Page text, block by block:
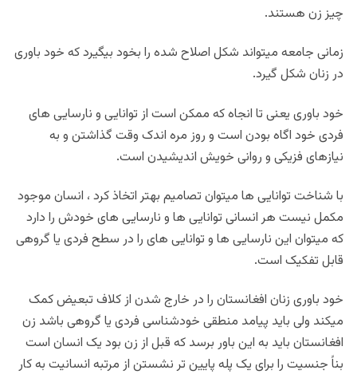
چیز زن هستند.
زمانی جامعه میتواند شکل اصلاح شده را بخود بیگیرد که خود باوری
در زنان شکل گیرد.
خود باوری یعنی تا انجاه که ممکن است از توانایی و نارسایی های
فردی خود اگاه بودن است و روز مره اندک وقت گذاشتن و به
نیازهای فزیکی و روانی خویش اندیشیدن است.
با شناخت توانایی ها میتوان تصامیم بهتر اتخاذ کرد ، انسان موجود
مکمل نیست هر انسانی توانایی ها و نارسایی های خودش را دارد
که میتوان این نارسایی ها و توانایی های را در سطح فردی یا گروهی
قابل تفکیک است.
خود باوری زنان افغانستان را در خارج شدن از کلاف تبعیض کمک
میکند ولی باید پیامد منطقی خودشناسی فردی یا گروهی باشد زن
افغانستان باید به این باور برسد که قبل از زن بود یک انسان است
بناً جنسیت را برای یک پله پایین تر نشستن از مرتبه انسانیت به کار